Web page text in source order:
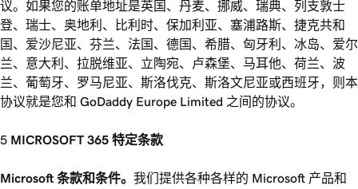
议。如果您的账单地址是英国、丹麦、挪威、瑞典、列支敦士
登、瑞士、奥地利、比利时、保加利亚、塞浦路斯、捷克共和
国、爱沙尼亚、芬兰、法国、德国、希腊、匈牙利、冰岛、爱尔
兰、意大利、拉脱维亚、立陶宛、卢森堡、马耳他、荷兰、波
兰、葡萄牙、罗马尼亚、斯洛伐克、斯洛文尼亚或西班牙，则本
协议就是您和 GoDaddy Europe Limited 之间的协议。
MICROSOFT 365 特定条款
Microsoft 条款和条件。 我们提供各种各样的 Microsoft 产品和